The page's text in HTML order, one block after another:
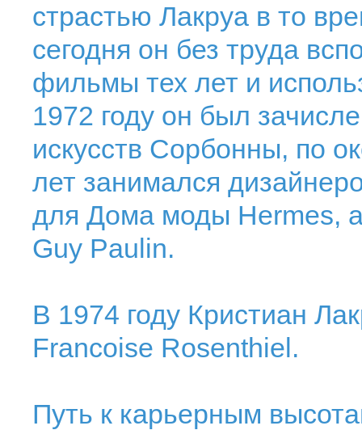
страстью Лакруа в то
сегодня он без труда
фильмы тех лет и
1972 году он был
искусств Сорбонны, по
лет занимался
для Дома моды Hermes,
Guy Paulin.
В 1974 году Кристиан
Francoise Rosenthiel.
Путь к карьерным